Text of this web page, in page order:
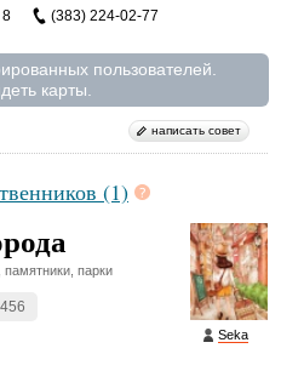
8 (383) 224-02-77
пользователей.
карты.
написать совет
(1)
Seka
парки